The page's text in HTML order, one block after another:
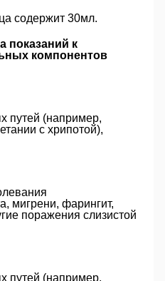
содержит 30мл.
показаний к
компонентов
путей (например,
с хрипотой),
мигрени, фарингит,
поражения слизистой
путей (например,